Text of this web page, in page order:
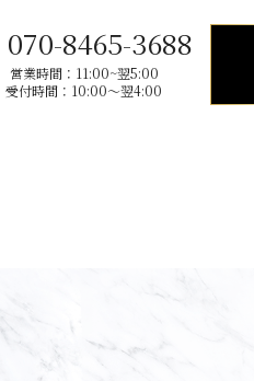
070-8465-3688
営業時間：11:00~翌5:00
受付時間：10:00〜翌4:00